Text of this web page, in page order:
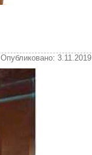
Опубликовано: 3.11.2019